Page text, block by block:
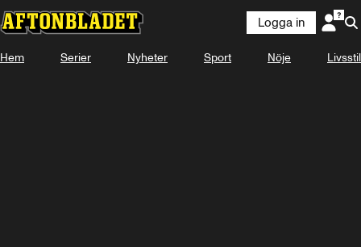
Laddar ...
Logga in
Hem Serier Nyheter Sport Nöje Livsstil